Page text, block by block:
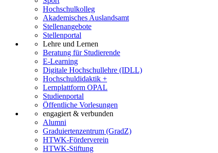
Hochschulkolleg
Akademisches Auslandsamt
Stellenangebote
Stellenportal
Lehre und Lernen
Beratung für Studierende
E-Learning
Digitale Hochschullehre (IDLL)
Hochschuldidaktik +
Lernplattform OPAL
Studienportal
Öffentliche Vorlesungen
engagiert & verbunden
Alumni
Graduiertenzentrum (GradZ)
HTWK-Förderverein
HTWK-Stiftung